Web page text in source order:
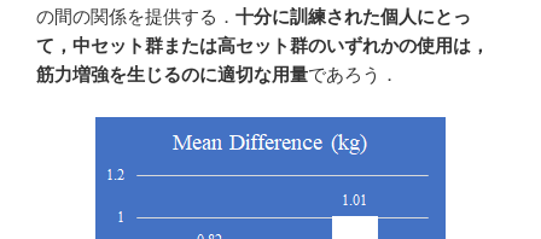
の間の関係を提供する． 十分に訓練された個人にとっ
て，中セット群または高セット群のいずれかの使用は，
筋力増強を生じるのに適切な用量であろう．